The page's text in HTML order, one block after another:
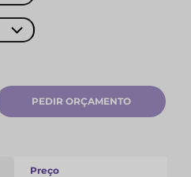
PEDIR ORÇAMENTO
Preço